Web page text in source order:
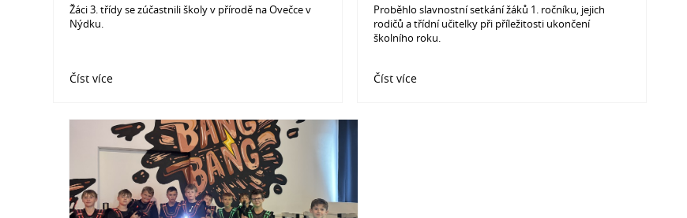
Žáci 3. třídy se zúčastnili školy v přírodě na Ovečce v
Nýdku.
Číst více
Proběhlo slavnostní setkání žáků 1. ročníku, jejich
rodičů a třídní učitelky při příležitosti ukončení
školního roku.
Číst více